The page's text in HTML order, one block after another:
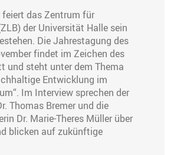
das Zentrum für
der Universität Halle sein
Die Jahrestagung des
findet im Zeichen des
und steht unter dem Thema
Entwicklung im
Im Interview sprechen der
Thomas Bremer und die
Dr. Marie-Theres Müller über
blicken auf zukünftige